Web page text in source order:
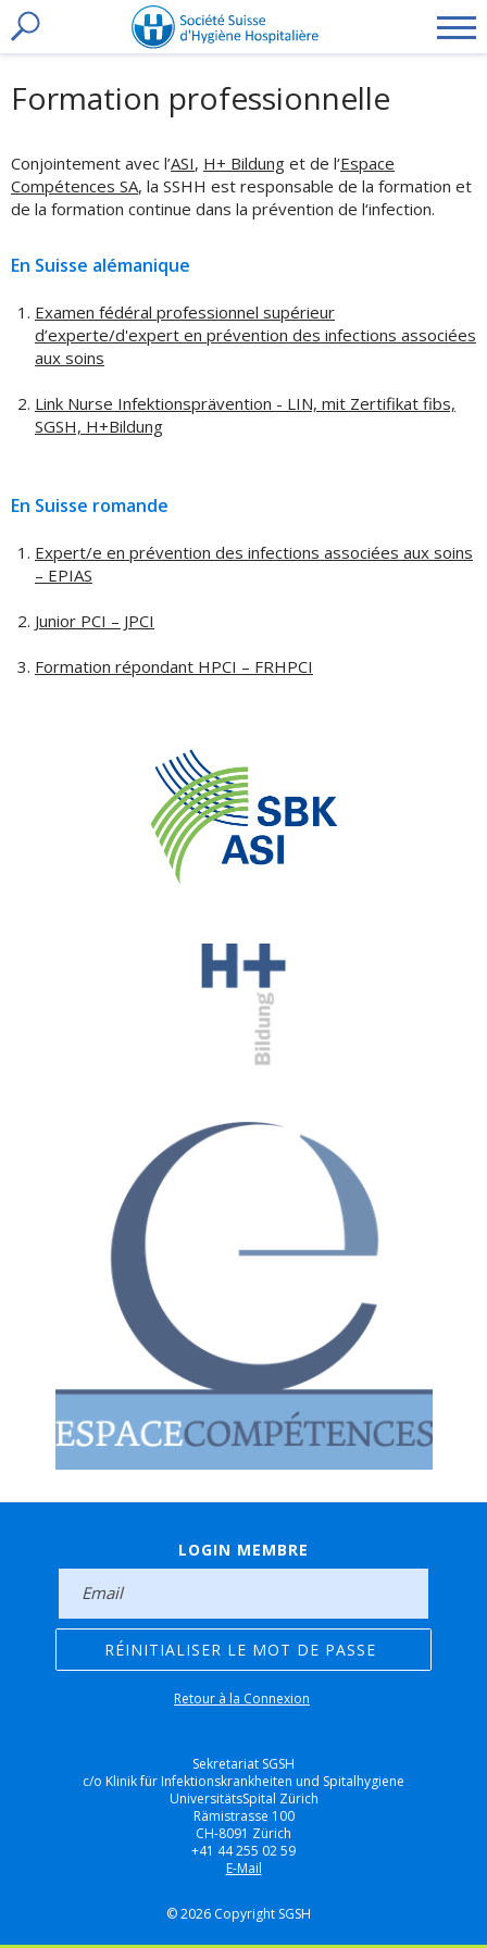
Formation professionnelle
Conjointement avec l’ASI, H+ Bildung et de l‘Espace
Compétences SA, la SSHH est responsable de la formation et
de la formation continue dans la prévention de l‘infection.
En Suisse alémanique
Examen fédéral professionnel supérieur
d’experte/d'expert en prévention des infections associées
aux soins
Link Nurse Infektionsprävention - LIN, mit Zertifikat fibs,
SGSH, H+Bildung
En Suisse romande
Expert/e en prévention des infections associées aux soins
– EPIAS
Junior PCI – JPCI
Formation répondant HPCI – FRHPCI
toggle
search
LOGIN MEMBRE
Retour à la Connexion
Sekretariat SGSH
c/o Klinik für Infektionskrankheiten und Spitalhygiene
UniversitätsSpital Zürich
Rämistrasse 100
CH-8091 Zürich
+41 44 255 02 59
E-Mail
© 2026 Copyright SGSH